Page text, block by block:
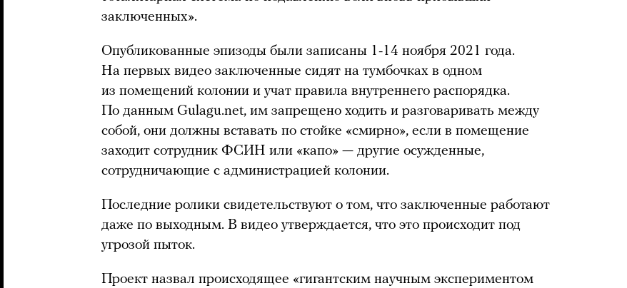
заключенных».
Опубликованные эпизоды были записаны 1-14 ноября 2021 года.
На первых видео заключенные сидят на тумбочках в одном
из помещений колонии и учат правила внутреннего распорядка.
По данным Gulagu.net, им запрещено ходить и разговаривать между
собой, они должны вставать по стойке «смирно», если в помещение
заходит сотрудник ФСИН или «капо» — другие осужденные,
сотрудничающие с администрацией колонии.
Последние ролики свидетельствуют о том, что заключенные работают
даже по выходным. В видео утверждается, что это происходит под
угрозой пыток.
Проект назвал происходящее «гигантским научным экспериментом